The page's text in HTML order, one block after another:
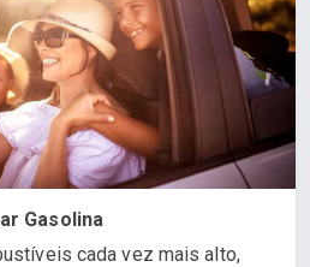
Gasolina
cada vez mais alto,